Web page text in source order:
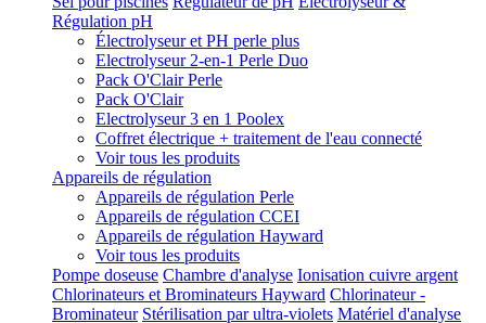
Régulation pH
Électrolyseur et PH perle plus
Electrolyseur 2-en-1 Perle Duo
Pack O'Clair Perle
Pack O'Clair
Electrolyseur 3 en 1 Poolex
Coffret électrique + traitement de l'eau connecté
Voir tous les produits
Appareils de régulation
Appareils de régulation Perle
Appareils de régulation CCEI
Appareils de régulation Hayward
Voir tous les produits
Pompe doseuse Chambre d'analyse Ionisation cuivre argent
Chlorinateurs et Brominateurs Hayward Chlorinateur -
Brominateur Stérilisation par ultra-violets Matériel d'analyse